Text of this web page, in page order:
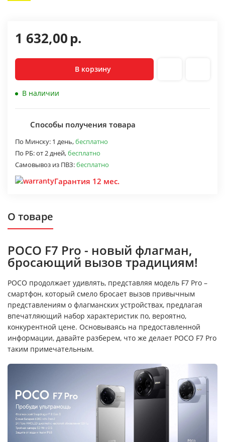
1 632,00р.
В корзину
В наличии
Способы получения товара
По Минску: 1 день,бесплатно
По РБ:от 2 дней,бесплатно
Самовывоз из ПВЗ:бесплатно
Гарантия 12 мес.
О товаре
POCO F7 Pro - новый флагман,
бросающий вызов традициям!
POCO продолжает удивлять, представляя модель F7 Pro –
смартфон, который смело бросает вызов привычным
представлениям о флагманских устройствах, предлагая
впечатляющий набор характеристик по, вероятно,
конкурентной цене. Основываясь на предоставленной
информации, давайте разберем, что же делает POCO F7 Pro
таким примечательным.